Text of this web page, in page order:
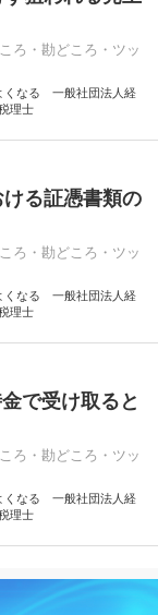
ろ・勘どころ・ツッ
くなる 一般社団法人経
理士
る証憑書類の
ろ・勘どころ・ツッ
くなる 一般社団法人経
理士
で受け取ると
ろ・勘どころ・ツッ
くなる 一般社団法人経
理士